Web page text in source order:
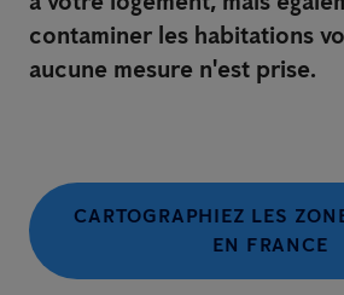
contaminer les habitations
aucune mesure n'est prise.
CARTOGRAPHIEZ LES
EN FRANCE